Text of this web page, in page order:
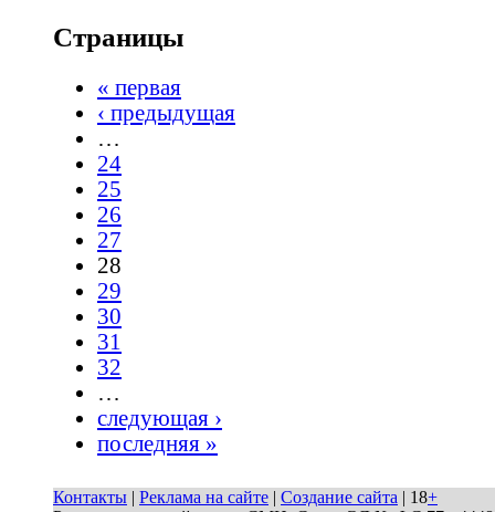
Страницы
« первая
‹ предыдущая
…
24
25
26
27
28
29
30
31
32
…
следующая ›
последняя »
Контакты | Реклама на сайте | Создание сайта | 18+